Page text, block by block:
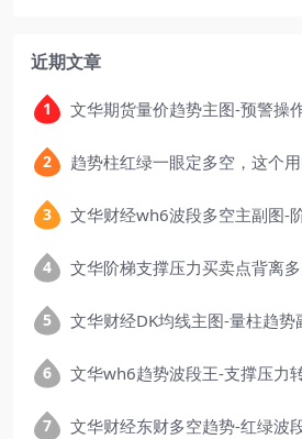
近期文章
文华阶梯支撑压力买卖点背离
文华wh6趋势波段王-支撑压力
文华财经东财多空趋势-红绿波